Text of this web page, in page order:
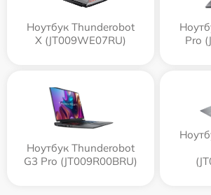
Ноутбук Thunderobot
X (JT009WE07RU)
Pro
Ноутбук Thunderobot
G3 Pro (JT009R00BRU)